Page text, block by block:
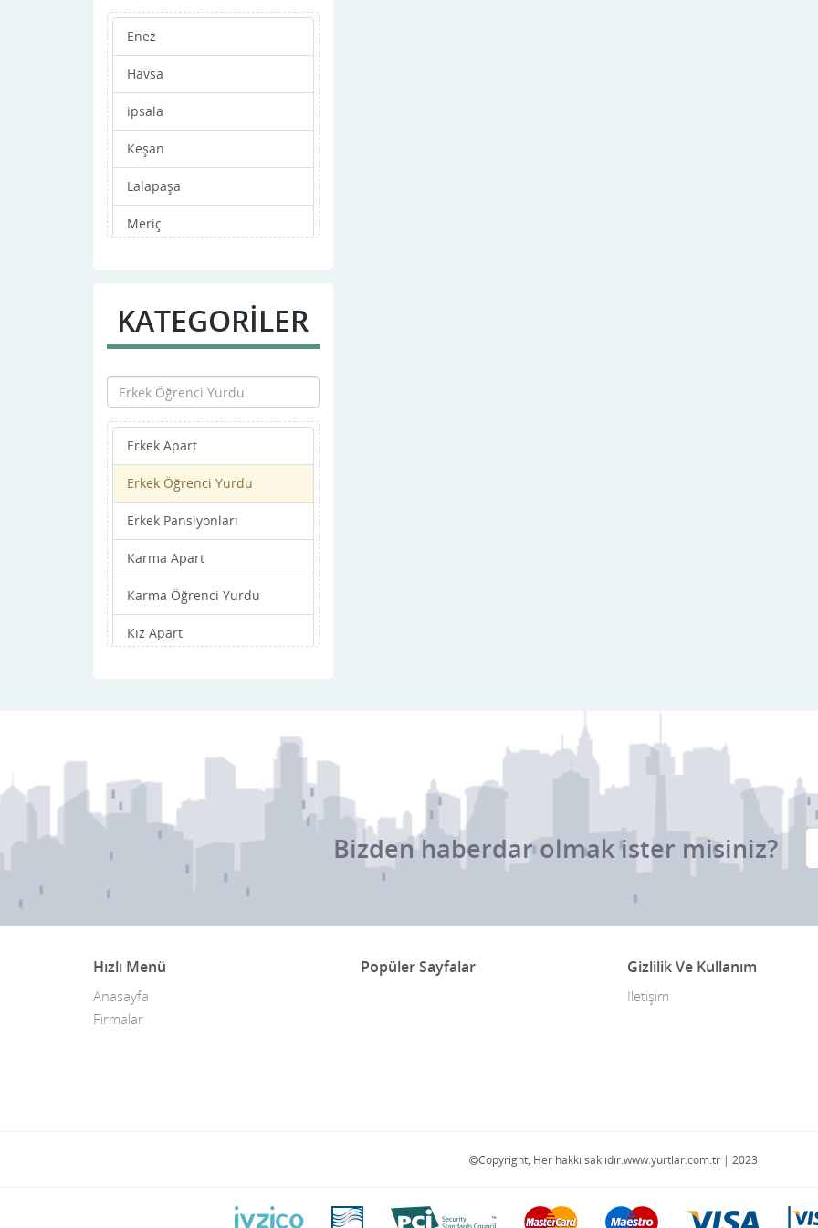
Enez
Havsa
ipsala
Keşan
Lalapaşa
Meriç
Uzunköprü
KATEGORİLER
Erkek Apart
Erkek Öğrenci Yurdu
Erkek Pansiyonları
Karma Apart
Karma Öğrenci Yurdu
Kız Apart
Bizden haberdar olmak ister misiniz?
Hızlı Menü
Anasayfa
Firmalar
Popüler Sayfalar Gizlilik Ve Kullanım
İletişim
Copyright, Her hakkı saklıdır.www.yurtlar.com.tr | 2023